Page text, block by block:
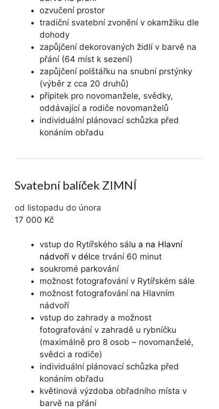
ozvučení prostor
tradiční svatební zvonění v okamžiku dle
dohody
zapůjčení dekorovaných židlí v barvě na
přání (64 míst k sezení)
zapůjčení polštářku na snubní prstýnky
(výběr z cca 20 druhů)
přípitek pro novomanžele, svědky,
oddávající a rodiče novomanželů
individuální plánovací schůzka před
konáním obřadu
Svatební balíček ZIMNÍ
od listopadu do února
17 000 Kč
vstup do Rytířského sálu a na Hlavní
nádvoří v délce trvání 60 minut
soukromé parkování
možnost fotografování v Rytířském sále
možnost fotografování na Hlavním
nádvoří
vstup do zahrady a možnost
fotografování v zahradě u rybníčku
(maximálně pro 8 osob – novomanželé,
svědci a rodiče)
individuální plánovací schůzka před
konáním obřadu
květinová výzdoba obřadního místa v
barvě na přání